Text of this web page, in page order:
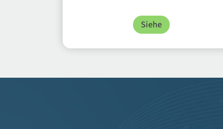
Siehe